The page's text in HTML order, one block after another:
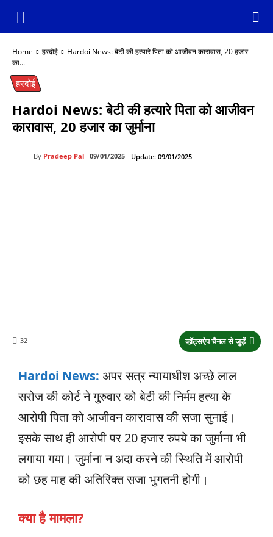
Home हरदोई
Hardoi News: बेटी की हत्यारे पिता को आजीवन कारावास, 20 हजार
का...
हरदोई
Hardoi News: बेटी की हत्यारे पिता को आजीवन
कारावास, 20 हजार का जुर्माना
By Pradeep Pal 09/01/2025 Update: 09/01/2025
व्हॉट्सऐप चैनल से जुड़ें
32
Hardoi News: अपर सत्र न्यायाधीश अच्छे लाल
सरोज की कोर्ट ने गुरुवार को बेटी की निर्मम हत्या के
आरोपी पिता को आजीवन कारावास की सजा सुनाई।
इसके साथ ही आरोपी पर 20 हजार रुपये का जुर्माना भी
लगाया गया। जुर्माना न अदा करने की स्थिति में आरोपी
को छह माह की अतिरिक्त सजा भुगतनी होगी।
क्या है मामला?